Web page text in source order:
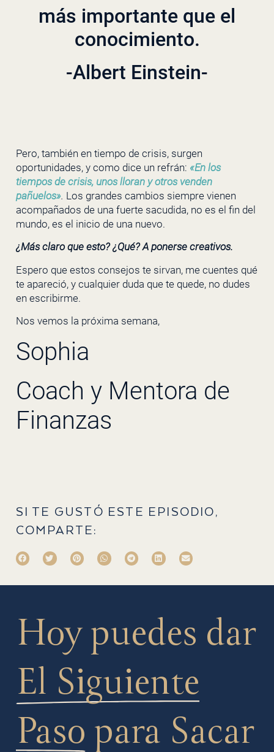
más importante que el
conocimiento.
-Albert Einstein-
Pero, también en tiempo de crisis, surgen
oportunidades, y como dice un refrán: «En los
tiempos de crisis, unos lloran y otros venden
pañuelos». Los grandes cambios siempre vienen
acompañados de una fuerte sacudida, no es el fin del
mundo, es el inicio de una nuevo.
¿Más claro que esto? ¿Qué? A ponerse creativos.
Espero que estos consejos te sirvan, me cuentes qué
te apareció, y cualquier duda que te quede, no dudes
en escribirme.
Nos vemos la próxima semana,
Sophia
Coach y Mentora de
Finanzas
SI TE GUSTÓ ESTE EPISODIO,
COMPARTE:
Hoy puedes dar
El Siguiente
Paso para Sacar